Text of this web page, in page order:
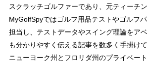
スクラッチゴルファーであり、元ティーチン
MyGolfSpyではゴルフ用品テストやゴルフ
担当し、テストデータやスイング理論をア
も分かりやすく伝える記事を数多く手掛けて
ニューヨーク州とフロリダ州のプライベー